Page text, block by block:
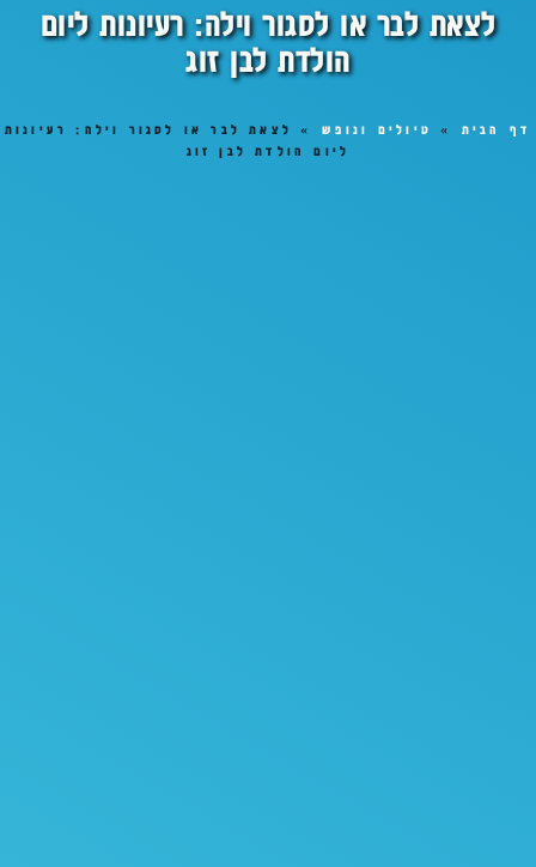
לצאת לבר או לסגור וילה: רעיונות ליום
הולדת לבן זוג
דף הבית » טיולים ונופש »
לצאת לבר או לסגור וילה: רעיונות
ליום הולדת לבן זוג